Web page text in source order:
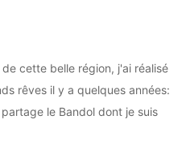
cette belle région, j'ai réalisé
rêves il y a quelques années:
le Bandol dont je suis